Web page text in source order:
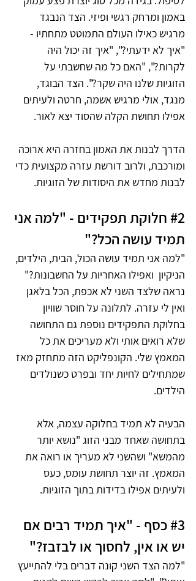
באמון ומרחק רגשי ופיזי. הצד הנבגד
מרגיש כאילו העולם התמוטט מתחתיו -
"איך לא ידעתי?", "איך זה יכול היה
לקרות?", "האם כל מה שחשבתי על
הזוגיות שלנו היה שקר?". הצד הבוגד,
מנגד, אולי מרגיש אשמה, חרטה ולעיתים
אפילו תחושת הקלה שהסוד יצא לאור.
הדרך לבנות את האמון בחזרה היא ארוכה
ומורכבת, ולרוב דורשת עזרה מקצועית כדי
לבנות מחדש את היסודות של הזוגיות.
#2 חלוקת תפקידים - "למה אני
תמיד עושה הכל?"
"למה אני תמיד עושה הכול, הבית, הילדים,
הניקיון  ואפילו האחריות על החשבונות?"
נראה שלצד השני לא אכפת, הכל בלאגן
ואין לי עזרה. לתלונה על חוסר שוויון
בחלוקת התפקידים נוספת גם התחושה
שלא רואים אותי ולא מעריכים את כל
המאמץ שלי. הקונפליקט הזה מתחזק מאז
שמתחילים לחיות יחד ובפרט כשנולדים
הילדים.
הבעיה לא תמיד בחלוקה עצמה, אלא
בתחושה שאחד מבני הזוג "נושא יותר
מהמשא" ושהשני לא מעריך או רואה את
המאמץ. זה יוצר תחושת עומס, כעס
ולעיתים אפילו בדידות בתוך הזוגיות.
#3 כסף - "איך תמיד רבים אם
יש או אין, לחסוך או לבזבז?"
"למה הצד השני קונה דברים בלי להתייעץ